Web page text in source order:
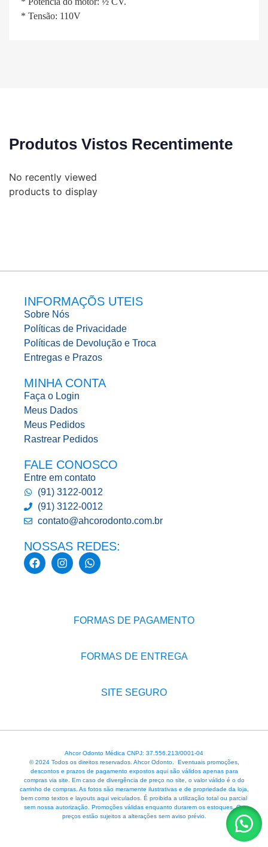
* Tensão: 110V
Produtos Vistos Recentimente
No recently viewed
products to display
INFORMAÇÕS UTEIS
Sobre Nós
Políticas de Privacidade
Políticas de Devolução e Troca
Entregas e Prazos
MINHA CONTA
Faça o Login
Meus Dados
Meus Pedidos
Rastrear Pedidos
FALE CONOSCO
Entre em contato
(91) 3122-0012
(91) 3122-0012
contato@ahcorodonto.com.br
NOSSAS REDES:
FORMAS DE PAGAMENTO
FORMAS DE ENTREGA
SITE SEGURO
Ahcor Odonto Médica CNPJ: 37.556.213/0001-04
© 2024 Todos os direitos reservados. Ahcor Odonto. Eventuais promoções,
descontos e prazos de pagamento expostos aqui são válidos apenas para
compras via site. Em caso de divergência de preço no site, o valor válido é o do
carrinho de compras. As fotos são meramente ilustrativas e de propriedade da loja,
bem como textos e layouts aqui veiculados. É proibida a utilização total ou parcial
sem nossa autorização. Promoções válidas enquanto durarem os estoques. Os
preços estão sujeitos a alterações sem aviso prévio.